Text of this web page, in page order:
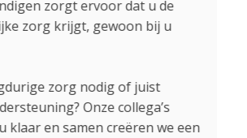
zorgt ervoor dat u de
zorg krijgt, gewoon bij u
zorg nodig of juist
Onze collega’s
klaar en samen creëren we een